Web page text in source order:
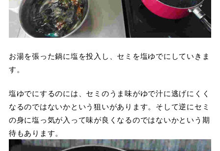
お湯を張った鍋に塩を投入し、セミを塩ゆでにしていきま
す。
塩ゆでにするのには、セミのうま味がゆで汁に逃げにくく
なるのではないかという狙いがあります。そして逆にセミ
の身に塩っ気が入って味が良くなるのではないかという期
待もあります。